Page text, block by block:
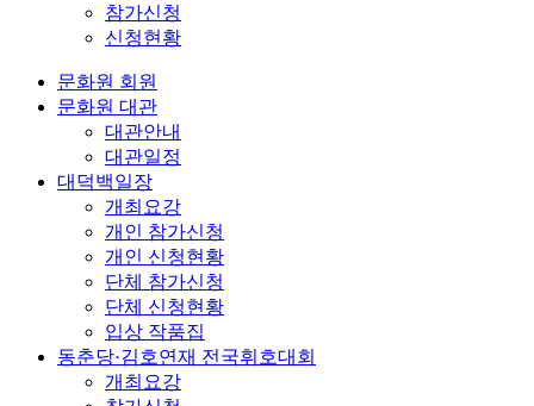
참가신청
신청현황
문화원 회원
문화원 대관
대관안내
대관일정
대덕백일장
개최요강
개인 참가신청
개인 신청현황
단체 참가신청
단체 신청현황
입상 작품집
동춘당·김호연재 전국휘호대회
개최요강